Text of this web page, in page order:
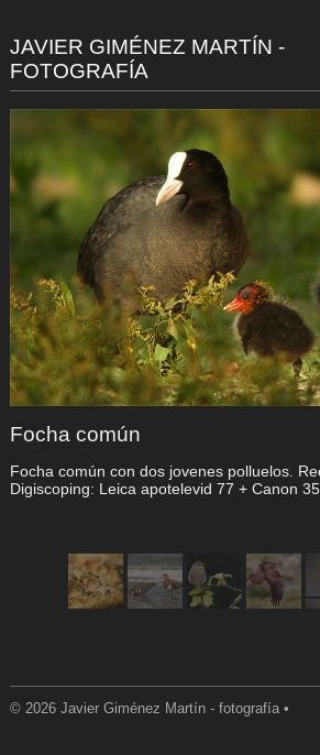
JAVIER GIMÉNEZ MARTÍN -
FOTOGRAFÍA
Focha común
Focha común con dos jovenes polluelos.
Digiscoping: Leica apotelevid 77 + Canon
© 2026 Javier Giménez Martín - fotografía •